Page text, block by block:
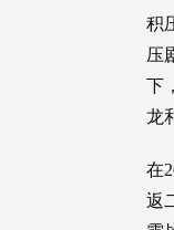
积
压
下
龙
在
返